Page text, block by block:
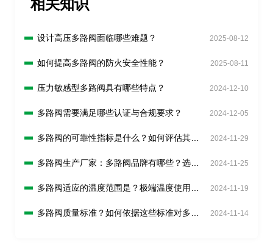
相关知识
设计高压多路阀面临哪些难题？ 2025-08-12
如何提高多路阀的防火安全性能？ 2025-08-11
压力敏感型多路阀具有哪些特点？ 2024-12-10
多路阀需要满足哪些认证与合规要求？ 2024-12-05
多路阀的可靠性指标是什么？如何评估其可
2024-11-29
多路阀生产厂家：多路阀品牌有哪些？选择
2024-11-25
多路阀适应的温度范围是？极端温度使用注
2024-11-19
多路阀质量标准？如何依据这些标准对多路
2024-11-14